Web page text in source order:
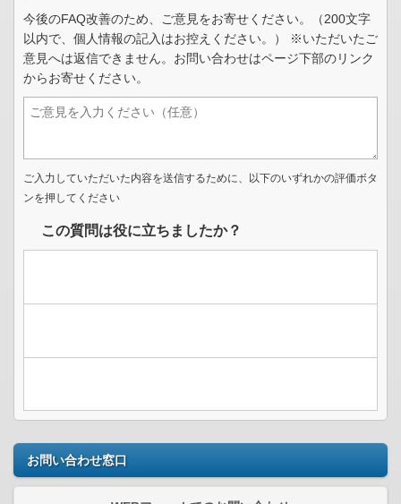
今後のFAQ改善のため、ご意見をお寄せください。（200文字
以内で、個人情報の記入はお控えください。） ※いただいたご
意見へは返信できません。お問い合わせはページ下部のリンク
からお寄せください。
ご入力していただいた内容を送信するために、以下のいずれかの評価ボタ
ンを押してください
この質問は役に立ちましたか？
お問い合わせ窓口